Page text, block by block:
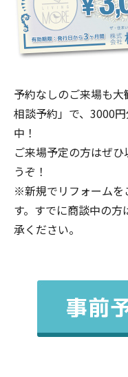
予約なしのご来場も
相談予約」で、3000
中！
ご来場予定の方はぜ
うぞ！
※新規でリフォームを
す。すでに商談中の
承ください。